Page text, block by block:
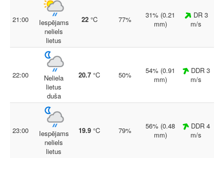
21:00
Iespējams
neliels
lietus
22°C 77%
31% (0.21
mm)
DR 3
m/s
22:00
Neliela
lietus
duša
20.7 °C 50%
54% (0.91
mm)
DDR 3
m/s
23:00
Iespējams
neliels
lietus
19.9 °C 79%
56% (0.48
mm)
DDR 4
m/s